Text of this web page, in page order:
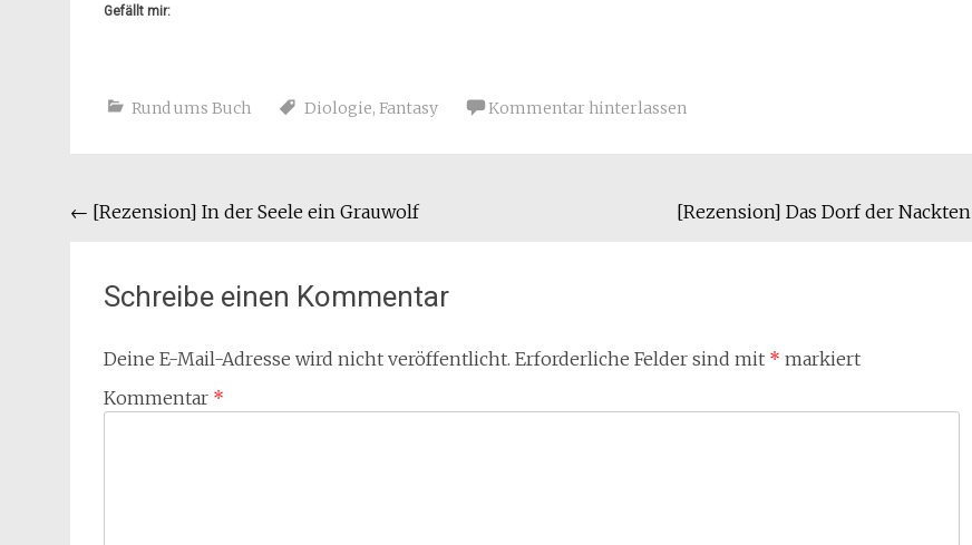
Gefällt mir:
Rund ums Buch Diologie, Fantasy Kommentar hinterlassen
Beitragsnavigation
← [Rezension] In der Seele ein Grauwolf [Rezension] Das Dorf der Nackten
Schreibe einen Kommentar
Deine E-Mail-Adresse wird nicht veröffentlicht. Erforderliche Felder sind mit * markiert
Kommentar *